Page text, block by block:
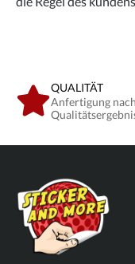
QUALITÄT
Anfertigung